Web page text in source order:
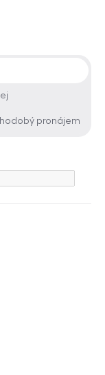
pronájem